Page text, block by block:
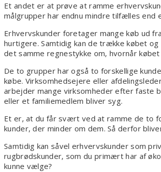
Et andet er at prøve at ramme
målgrupper har endnu mindre tilfælles end
Erhvervskunder foretager mange køb ud
hurtigere. Samtidig kan de trække købet
det samme regnestykke om, hvornår
De to grupper har også to forskellige
købe. Virksomhedsejere eller
arbejder mange virksomheder efter faste
eller et familiemedlem bliver syg.
Et er, at du får svært ved at ramme de to
kunder, der minder om dem. Så derfor
Samtidig kan såvel erhvervskunder som
rugbrødskunder, som du primært har af
kunne vælge?